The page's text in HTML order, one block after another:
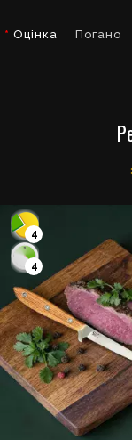
Оцінка Погано
4
4